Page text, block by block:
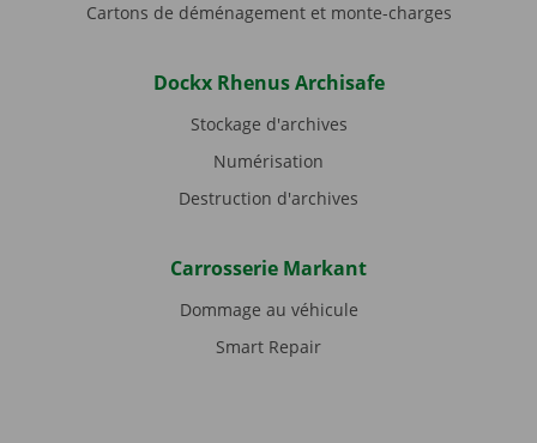
Cartons de déménagement et monte-charges
Dockx Rhenus Archisafe
Stockage d'archives
Numérisation
Destruction d'archives
Carrosserie Markant
Dommage au véhicule
Smart Repair